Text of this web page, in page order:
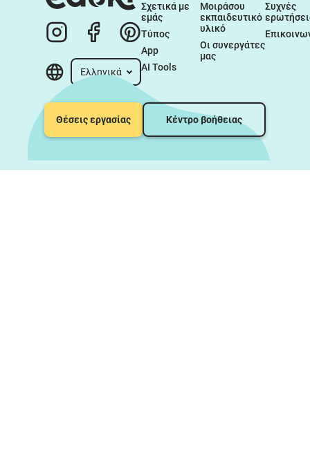
Ελληνικά
Σχετικά με
εμάς
Τύπος
App
AI Tools
Μοιράσου
εκπαιδευτικό
υλικό
Οι συνεργάτες
μας
Συχνές
Θέσεις εργασίας Κέντρο βοήθειας